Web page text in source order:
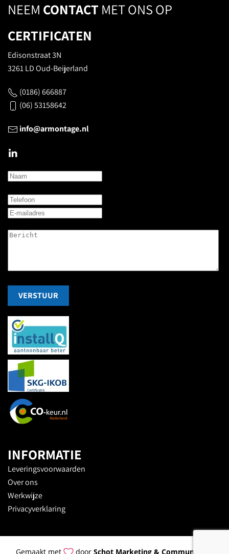
NEEM CONTACT MET ONS OP
CERTIFICATEN
Edisonstraat 3N
3261 LD Oud-Beijerland
(0186) 666887
(06) 53158642
info@armontage.nl
VERSTUUR
INFORMATIE
Leveringsvoorwaarden
Over ons
Werkwijze
Privacyverklaring
Gemaakt met door Schot Marketing & Communicatie